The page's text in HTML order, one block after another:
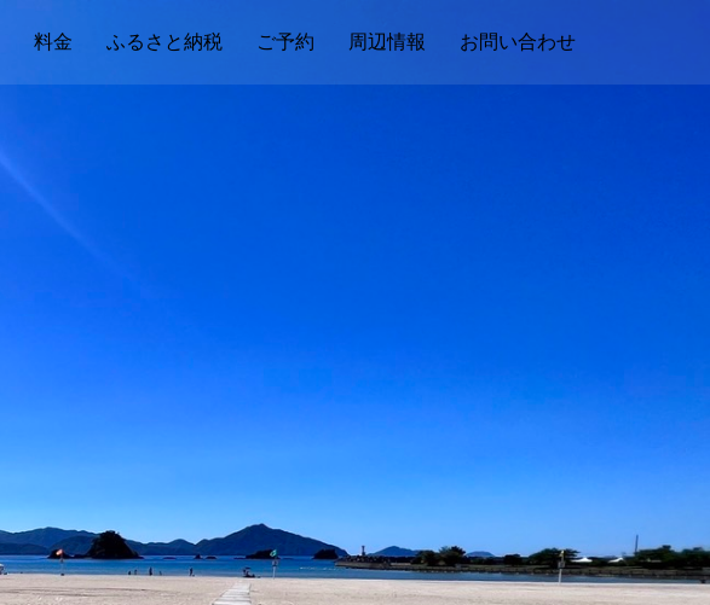
料金 ふるさと納税 ご予約 周辺情報 お問い合わせ